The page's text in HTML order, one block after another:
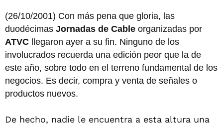
(26/10/2001) Con más pena que gloria, las
duodécimas Jornadas de Cable organizadas por
ATVC
llegaron ayer a su fin. Ninguno de los
involucrados recuerda una edición peor que la de
este año, sobre todo en el terreno fundamental de los
negocios. Es decir, compra y venta de señales o
productos nuevos.
De hecho, nadie le encuentra a esta altura una